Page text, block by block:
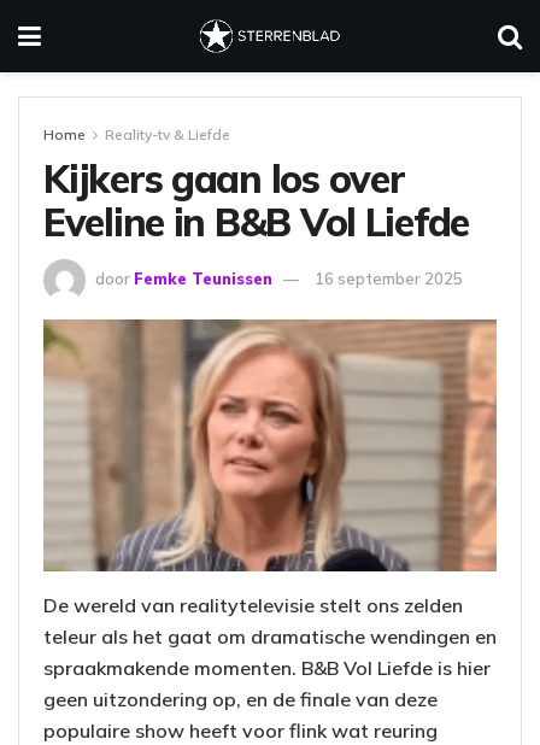
Home Reality-tv & Liefde
Kijkers gaan los over
Eveline in B&B Vol Liefde
door Femke Teunissen 16 september 2025
De wereld van realitytelevisie stelt ons zelden
teleur als het gaat om dramatische wendingen en
spraakmakende momenten. B&B Vol Liefde is hier
geen uitzondering op, en de finale van deze
populaire show heeft voor flink wat reuring